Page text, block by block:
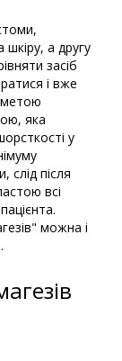
шкіру, а другу
засіб
і вже
метою
яка
у
слід після
всі
можна і